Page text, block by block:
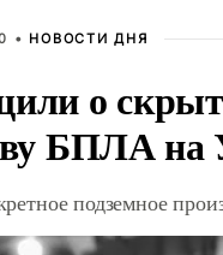
• НОВОСТИ ДНЯ
о
БПЛА на
подземное